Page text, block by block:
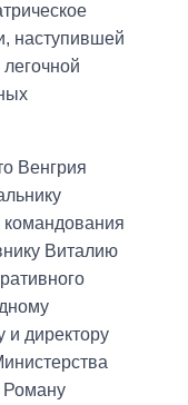
наступившей
Венгрия
Виталию
директору
Роману